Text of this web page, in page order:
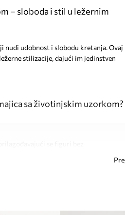
– sloboda i stil u ležernim
nudi udobnost i slobodu kretanja. Ovaj
stilizacije, dajući im jedinstven
sa životinjskim uzorkom?
figuri, povećavajući